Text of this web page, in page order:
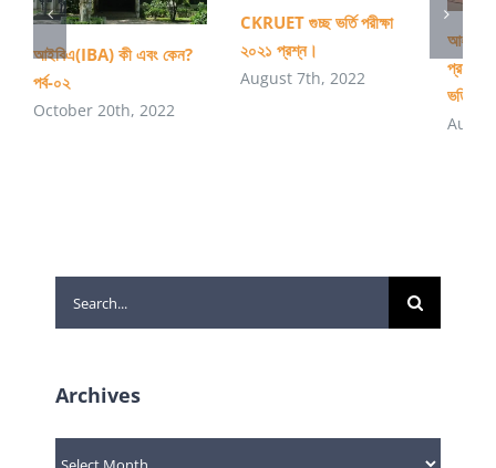
আইবিএ(IBA) কী এবং কেন?
পর্ব-০২
October 20th, 2022
CKRUET গুচ্ছ ভর্তি পরীক্ষা
২০২১ প্রশ্ন।
August 7th, 2022
প্রযুক্তি
ভর্তি
Search
for:
Archives
Archives